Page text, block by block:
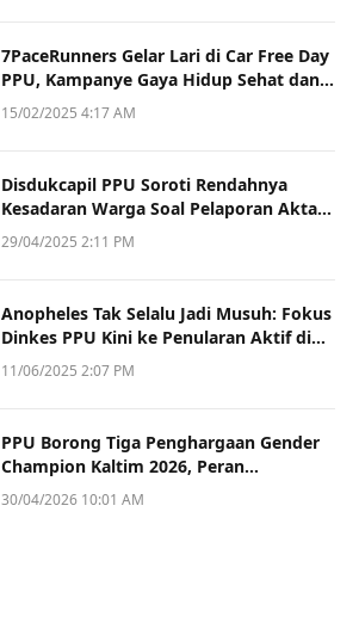
7PaceRunners Gelar Lari di Car Free Day
PPU, Kampanye Gaya Hidup Sehat dan
Dukung UMKM
15/02/2025 4:17 AM
Disdukcapil PPU Soroti Rendahnya
Kesadaran Warga Soal Pelaporan Akta
Kematian
29/04/2025 2:11 PM
Anopheles Tak Selalu Jadi Musuh: Fokus
Dinkes PPU Kini ke Penularan Aktif di
Sotek
11/06/2025 2:07 PM
PPU Borong Tiga Penghargaan Gender
Champion Kaltim 2026, Peran
Perempuan Jadi Sorotan
30/04/2026 10:01 AM